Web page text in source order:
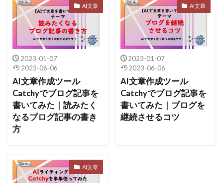
AI文章
2023-01-07
2023-06-06
AI文章作成ツール
Catchyでブログ記事を
書いてみた｜読みたく
なるブログ記事の書き
方
AI文章
2023-01-07
2023-06-06
AI文章作成ツール
Catchyでブログ記事を
書いてみた｜ブログを
継続させるコツ
AI文章